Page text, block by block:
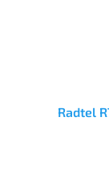
Radtel